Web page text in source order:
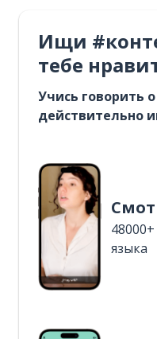
Ищи
тебе
Учись говорить
действительно
языка